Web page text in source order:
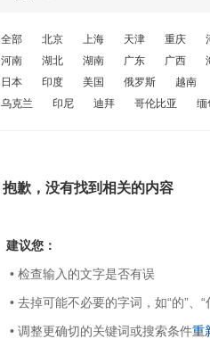
全部 北京 上海 天津 重庆
河南
湖北 湖南 广东 广西
日本
印度 美国 俄罗斯 越南
乌克兰
印尼 迪拜 哥伦比亚 缅
抱歉，没有找到相关的内容
建议您：
• 检查输入的文字是否有误
• 去掉可能不必要的字词，如“的”、“
• 调整更确切的关键词或搜索条件重